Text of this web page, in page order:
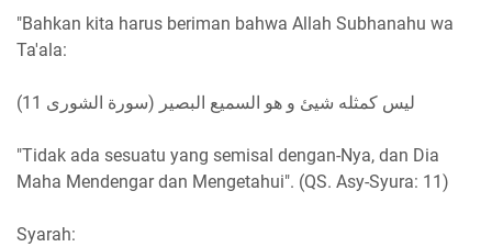
"Bahkan kita harus beriman bahwa Allah Subhanahu wa
Ta'ala:
ليس كمثله شيئ و هو السميع البصير (سورة الشورى 11)
"Tidak ada sesuatu yang semisal dengan-Nya, dan Dia
Maha Mendengar dan Mengetahui". (QS. Asy-Syura: 11)
Syarah: